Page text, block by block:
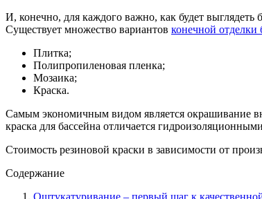
И, конечно, для каждого важно, как будет
Существует множество вариантов конечной отделки
Плитка;
Полипропиленовая пленка;
Мозаика;
Краска.
Самым экономичным видом является окрашивание
краска для бассейна отличается
Стоимость резиновой краски в зависимости от
Содержание
Оштукатуривание – первый шаг к